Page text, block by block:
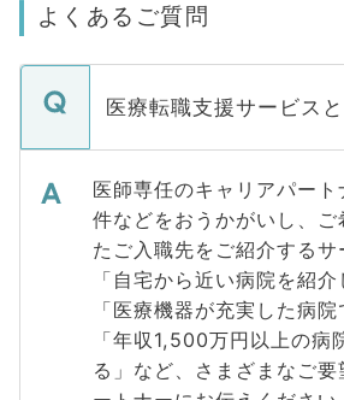
よくあるご質問
医療転職支援サービスと
医師専任のキャリアパー
件などをおうかがいし、ご
たご入職先をご紹介するサ
「自宅から近い病院を紹介
「医療機器が充実した病院
「年収1,500万円以上の病
る」など、さまざまなご